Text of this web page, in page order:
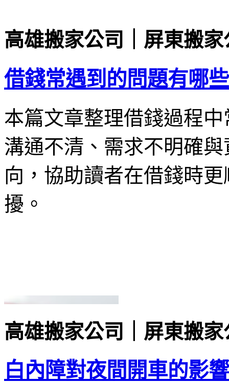
高雄搬家公司｜屏東搬家
借錢常遇到的問題有哪
本篇文章整理借錢過程
溝通不清、需求不明確
向，協助讀者在借錢時
擾。
高雄搬家公司｜屏東搬家
白內障對夜間開車的影